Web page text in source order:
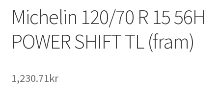
Michelin 120/70 R 15 56H
POWER SHIFT TL (fram)
1,230.71kr